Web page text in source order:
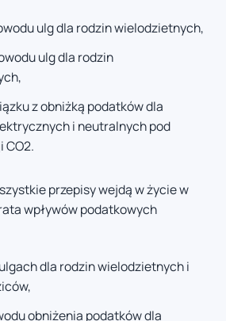
ulg dla rodzin wielodzietnych,
ulg dla rodzin
z obniżką podatków dla
i neutralnych pod
CO2.
przepisy wejdą w życie w
wpływów podatkowych
dla rodzin wielodzietnych i
obniżenia podatków dla